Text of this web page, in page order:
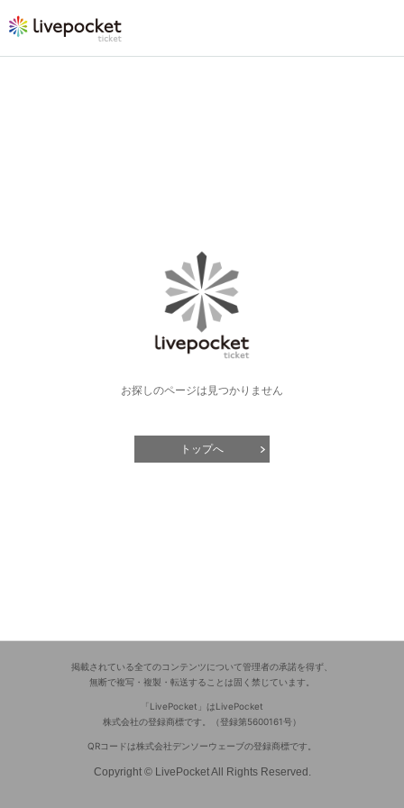
お探しのページは見つかりません
トップへ
掲載されている全てのコンテンツについて管理者の承諾を得ず、
無断で複写・複製・転送することは固く禁じています。
「LivePocket」はLivePocket
株式会社の登録商標です。（登録第5600161号）
QRコードは株式会社デンソーウェーブの登録商標です。
Copyright © LivePocket All Rights Reserved.